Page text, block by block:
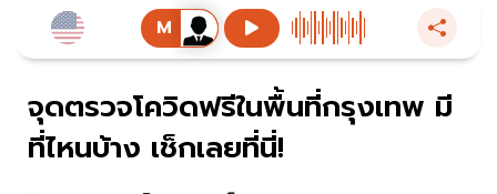
จุดตรวจโควิดฟรีในพื้นที่กรุงเทพ มี
ที่ไหนบ้าง เช็กเลยที่นี่!